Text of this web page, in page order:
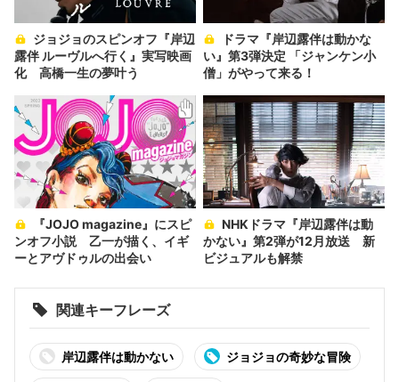
露伴 ルーヴルへ行く』実写映画
化 高橋一生の夢叶う
い』第3弾決定 「ジャンケン小
僧」がやって来る！
ンオフ小説 乙一が描く、イギ
ーとアヴドゥルの出会い
かない』第2弾が12月放送 新
ビジュアルも解禁
関連キーフレーズ
岸辺露伴は動かない ジョジョの奇妙な冒険